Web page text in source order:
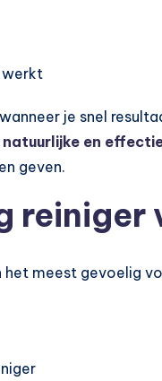
werkt
je snel
natuurlijke en
geven.
reiniger
het meest gevoelig